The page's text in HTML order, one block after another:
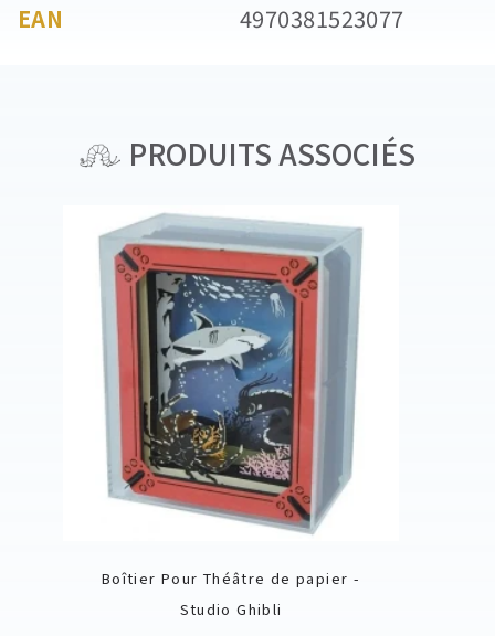
EAN
4970381523077
PRODUITS ASSOCIÉS
Boîtier Pour Théâtre de papier -
Studio Ghibli